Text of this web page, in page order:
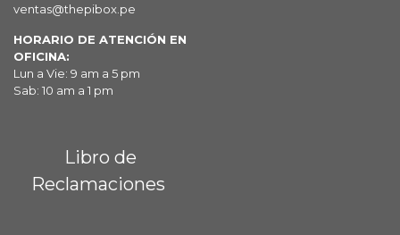
ventas@thepibox.pe
HORARIO DE ATENCIÓN EN
OFICINA:
Lun a Vie: 9 am a 5 pm
Sab: 10 am a 1 pm
Libro de
Reclamaciones